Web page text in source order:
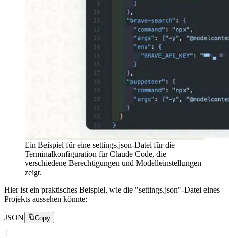
Ein Beispiel für eine settings.json-Datei für die
Terminalkonfiguration für Claude Code, die
verschiedene Berechtigungen und Modelleinstellungen
zeigt.
Hier ist ein praktisches Beispiel, wie die "settings.json"-Datei eines
Projekts aussehen könnte:
JSON Copy
{